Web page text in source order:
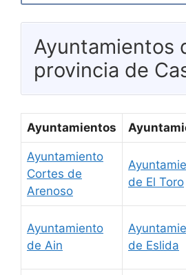
Ayuntamientos
provincia de
Ayuntamientos
Ayuntamiento
Cortes de
Arenoso
de El Toro
Ayuntamiento
de Ain
de Eslida